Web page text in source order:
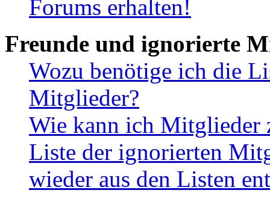
Forums erhalten!
Freunde und ignorierte
Wozu benötige ich die
Mitglieder?
Wie kann ich Mitglieder
Liste der ignorierten
wieder aus den Listen